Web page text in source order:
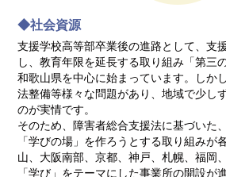
◆社会資源
支援学校高等部卒業後の進路として、支
し、教育年限を延長する取り組み「第三
和歌山県を中心に始まっています。しか
法整備等様々な問題があり、地域で少し
のが実情です。
そのため、障害者総合支援法に基づいた
「学びの場」を作ろうとする取り組みが
山、大阪南部、京都、神戸、札幌、福岡
「学び」をテーマにした事業所の開設が